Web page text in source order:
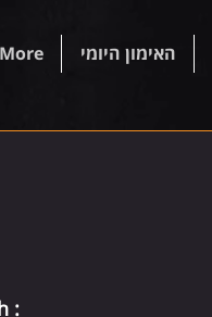
האימון היומי More
: